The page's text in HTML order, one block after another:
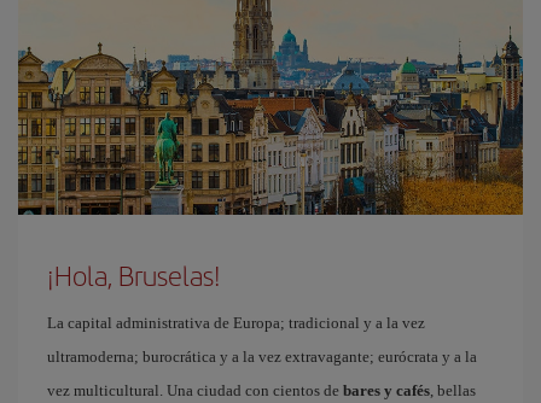
¡Hola, Bruselas!
La capital administrativa de Europa; tradicional y a la vez
ultramoderna; burocrática y a la vez extravagante; eurócrata y a la
vez multicultural. Una ciudad con cientos de bares y cafés, bellas